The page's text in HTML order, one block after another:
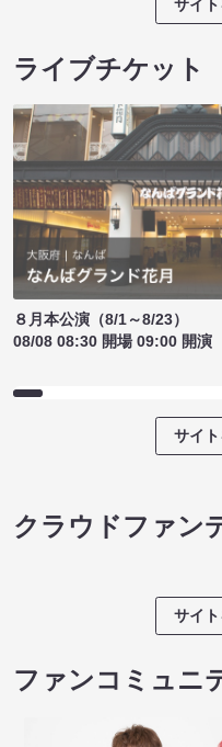
サイ
ライブチケット
８月本公演（8/1～8/23）
08/08 08:30 開場 09:00 開演
サイ
クラウドファン
サイ
ファンコミュニ